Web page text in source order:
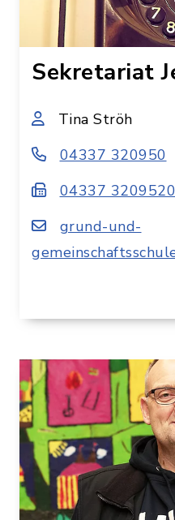
Sekretariat
Tina Ströh
04337 320950
04337 3209520
grund-und-
Büro-
Montag bis Freitag